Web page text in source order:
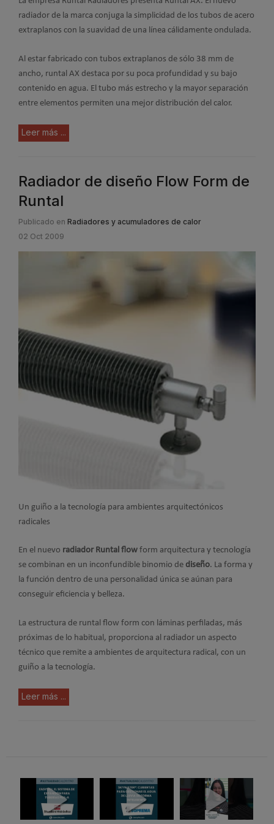
radiador de la marca conjuga la simplicidad de los tubos de acero
extraplanos con la suavidad de una línea cálidamente ondulada.
Al estar fabricado con tubos extraplanos de sólo 38 mm de
ancho, runtal AX destaca por su poca profundidad y su bajo
contenido en agua. El tubo más estrecho y la mayor separación
entre elementos permiten una mejor distribución del calor.
Leer más ...
Radiador de diseño Flow Form de
Runtal
Publicado en Radiadores y acumuladores de calor
02 Oct 2009
Un guiño a la tecnología para ambientes arquitectónicos
radicales
En el nuevo radiador Runtal flow form arquitectura y tecnología
se combinan en un inconfundible binomio de diseño. La forma y
la función dentro de una personalidad única se aúnan para
conseguir eficiencia y belleza.
La estructura de runtal flow form con láminas perfiladas, más
próximas de lo habitual, proporciona al radiador un aspecto
técnico que remite a ambientes de arquitectura radical, con un
guiño a la tecnología.
Leer más ...